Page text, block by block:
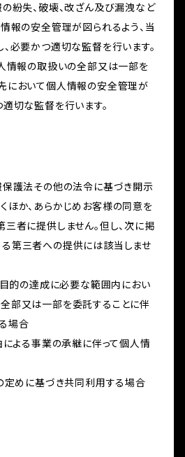
の紛失、破壊、改ざん及び漏洩など
報の安全管理が図られるよう、当
必要かつ適切な監督を行います。
人情報の取扱いの全部又は一部を
において個人情報の安全管理が
切な監督を行います。
保護法その他の法令に基づき開示
ほか、あらかじめお客様の同意を
者に提供しません。但し、次に掲
第三者への提供には該当しませ
目的の達成に必要な範囲内におい
部又は一部を委託することに伴
場合
による事業の承継に伴って個人情
定めに基づき共同利用する場合